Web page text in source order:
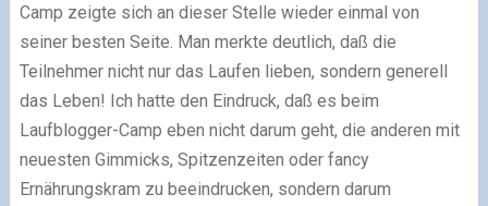
Camp zeigte sich an dieser Stelle wieder einmal von
seiner besten Seite. Man merkte deutlich, daß die
Teilnehmer nicht nur das Laufen lieben, sondern generell
das Leben! Ich hatte den Eindruck, daß es beim
Laufblogger-Camp eben nicht darum geht, die anderen mit
neuesten Gimmicks, Spitzenzeiten oder fancy
Ernährungskram zu beeindrucken, sondern darum